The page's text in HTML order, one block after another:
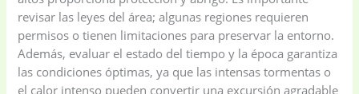
revisar las leyes del área; algunas regiones requieren
permisos o tienen limitaciones para preservar la entorno.
Además, evaluar el estado del tiempo y la época garantiza
las condiciones óptimas, ya que las intensas tormentas o
el calor intenso pueden convertir una excursión agradable